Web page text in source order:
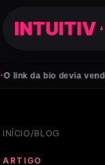
devia vender por ti
INÍCIO/BLOG
ARTIGO